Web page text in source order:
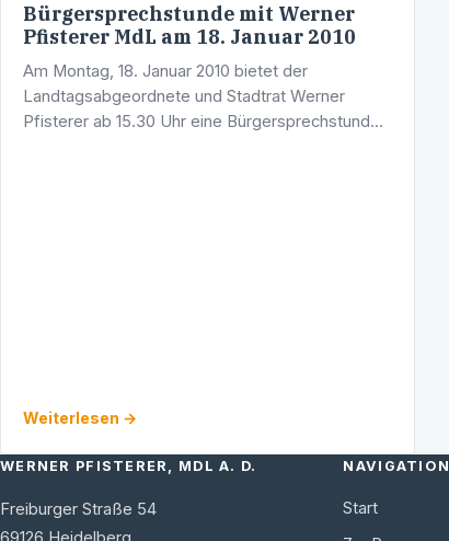
Bürgersprechstunde mit Werner
Pfisterer MdL am 18. Januar 2010
Am Montag, 18. Januar 2010 bietet der
Landtagsabgeordnete und Stadtrat Werner
Pfisterer ab 15.30 Uhr eine Bürgersprechstunde
Weiterlesen →
WERNER PFISTERER, MDL A. D.
Freiburger Straße 54
NAVIGATION
Start